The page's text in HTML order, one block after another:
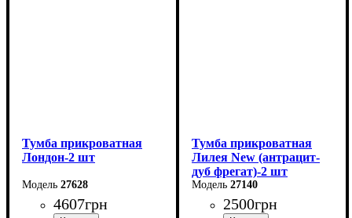
Тумба прикроватная
Лондон-2 шт
27628
4607грн
Тумба прикроватная
Лилея New (антрацит-
дуб фрегат)-2 шт
27140
2500грн